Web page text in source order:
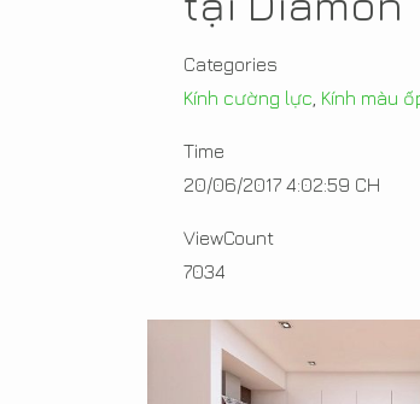
Categories
Kính cường lực Kính màu
Time
20/06/2017 4:02:59 CH
ViewCount
7034